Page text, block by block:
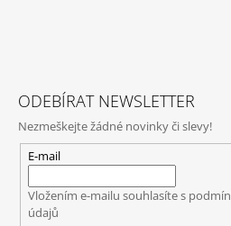
ODEBÍRAT NEWSLETTER
Nezmeškejte žádné novinky či slevy!
E-mail
Vložením e-mailu souhlasíte s
údajů